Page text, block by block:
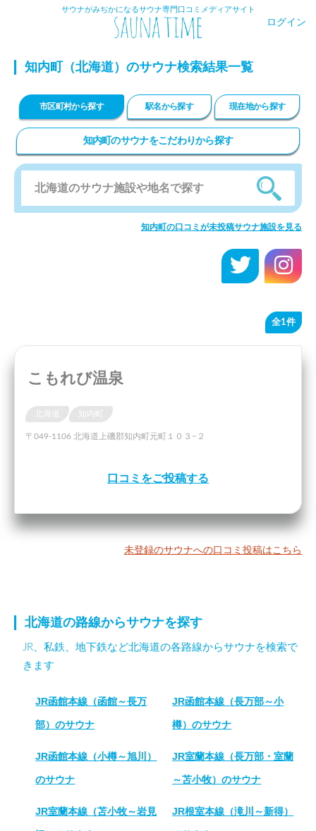
サウナがみぢかになるサウナ専門口コミメディアサイト
ログイン
知内町 （北海道）のサウナ検索結果一覧
市区町村から探す 駅名から探す 現在地から探す
知内町のサウナをこだわりから探す
知内町の口コミが未投稿サウナ施設を見る
全1件
こもれび温泉
知内町
〒049-1106 北海道上磯郡知内町元町１０３−２
口コミをご投稿する
未登録のサウナへの口コミ投稿はこちら
北海道の路線からサウナを探す
JR、私鉄、地下鉄など北海道の各路線からサウナを検索で
きます
JR函館本線（函館～長万
部）のサウナ
JR函館本線（長万部～小
樽）のサウナ
JR函館本線（小樽～旭川）
のサウナ
JR室蘭本線（長万部・室蘭
～苫小牧）のサウナ
JR室蘭本線（苫小牧～岩見 JR根室本線（滝川～新得）